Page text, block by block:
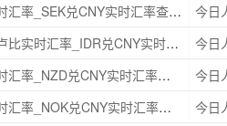
今日人民币兑瑞典克朗实时汇率_SEK兑CNY实时汇率查询 2025年09月21日
今日人民币兑印度尼西亚卢比实时汇率_IDR兑CNY实时汇率查询 2025年09月21日
今日人民币兑新西兰元实时汇率_NZD兑CNY实时汇率查询 2025年09月21日
今日人民币兑挪威克朗实时汇率_NOK兑CNY实时汇率查询 2025年09月21日